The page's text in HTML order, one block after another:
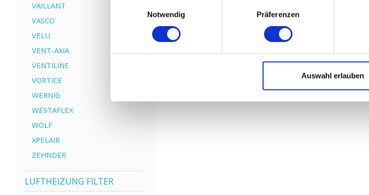
Notwendig
Präferenzen
Auswahl erlauben
VAILLANT
VASCO
VELU
VENT-AXIA
VENTILINE
VORTICE
WERNIG
WESTAFLEX
WOLF
XPELAIR
ZEHNDER
LUFTHEIZUNG FILTER